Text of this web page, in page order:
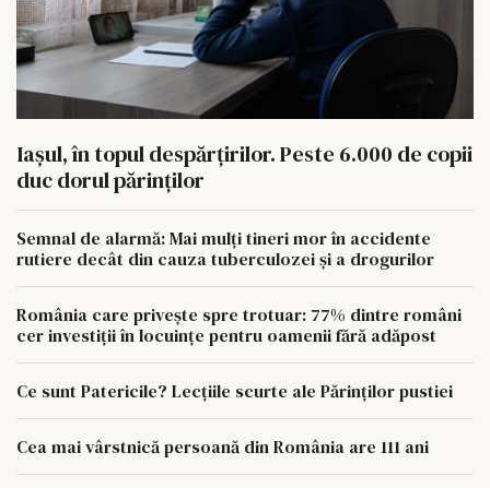
Iașul, în topul despărțirilor. Peste 6.000 de copii
duc dorul părinților
Semnal de alarmă: Mai mulți tineri mor în accidente
rutiere decât din cauza tuberculozei și a drogurilor
România care privește spre trotuar: 77% dintre români
cer investiții în locuințe pentru oamenii fără adăpost
Ce sunt Patericile? Lecțiile scurte ale Părinților pustiei
Cea mai vârstnică persoană din România are 111 ani